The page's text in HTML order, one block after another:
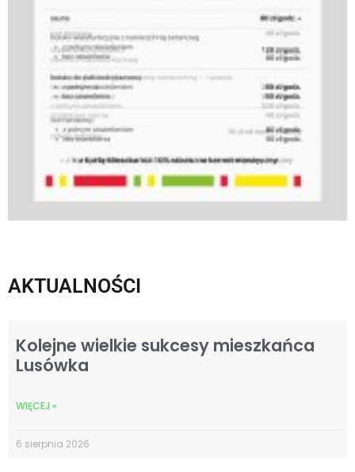
AKTUALNOŚCI
Kolejne wielkie sukcesy mieszkańca
Lusówka
WIĘCEJ »
6 sierpnia 2026